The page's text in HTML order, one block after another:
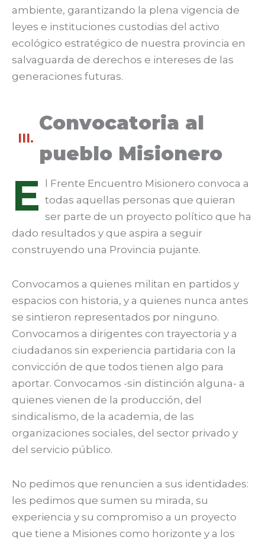
ambiente, garantizando la plena vigencia de
leyes e instituciones custodias del activo
ecológico estratégico de nuestra provincia en
salvaguarda de derechos e intereses de las
generaciones futuras.
III.
Convocatoria al
pueblo Misionero
E
l Frente Encuentro Misionero convoca a
todas aquellas personas que quieran
ser parte de un proyecto político que ha
dado resultados y que aspira a seguir
construyendo una Provincia pujante.
Convocamos a quienes militan en partidos y
espacios con historia, y a quienes nunca antes
se sintieron representados por ninguno.
Convocamos a dirigentes con trayectoria y a
ciudadanos sin experiencia partidaria con la
convicción de que todos tienen algo para
aportar. Convocamos -sin distinción alguna- a
quienes vienen de la producción, del
sindicalismo, de la academia, de las
organizaciones sociales, del sector privado y
del servicio público.
No pedimos que renuncien a sus identidades:
les pedimos que sumen su mirada, su
experiencia y su compromiso a un proyecto
que tiene a Misiones como horizonte y a los